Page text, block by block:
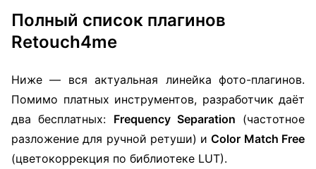
Полный список плагинов
Retouch4me
Ниже — вся актуальная линейка фото-плагинов.
Помимо платных инструментов, разработчик даёт
два бесплатных: Frequency Separation (частотное
разложение для ручной ретуши) иColor Match Free
(цветокоррекция по библиотеке LUT).